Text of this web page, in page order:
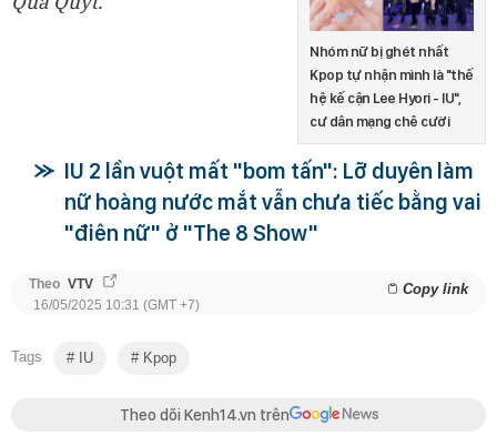
Nhóm nữ bị ghét nhất
Kpop tự nhận mình là "thế
hệ kế cận Lee Hyori - IU",
cư dân mạng chê cười
IU 2 lần vuột mất "bom tấn": Lỡ duyên làm
nữ hoàng nước mắt vẫn chưa tiếc bằng vai
"điên nữ" ở "The 8 Show"
Theo VTV Copy link
16/05/2025 10:31 (GMT +7)
Tags IU Kpop
Theo dõi Kenh14.vn trên